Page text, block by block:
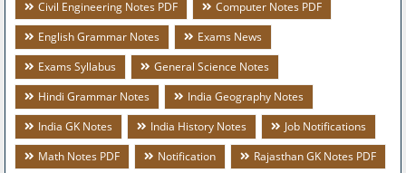
Civil Engineering Notes PDF
Computer Notes PDF
English Grammar Notes
Exams News
Exams Syllabus
General Science Notes
Hindi Grammar Notes
India Geography Notes
India GK Notes
India History Notes
Job Notifications
Math Notes PDF
Notification
Rajasthan GK Notes PDF